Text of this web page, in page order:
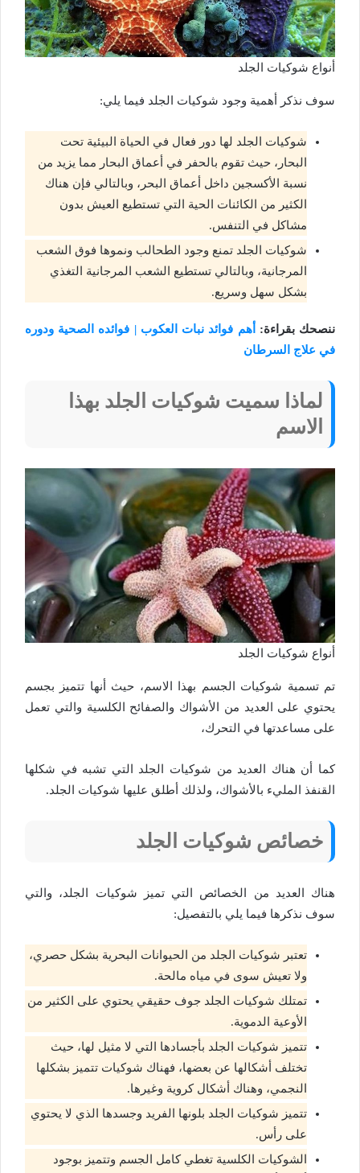
أنواع شوكيات الجلد
سوف نذكر أهمية وجود شوكيات الجلد فيما يلي:
شوكيات الجلد لها دور فعال في الحياة البيئية تحت
البحار، حيث تقوم بالحفر في أعماق البحار مما يزيد من
نسبة الأكسجين داخل أعماق البحر، وبالتالي فإن هناك
الكثير من الكائنات الحية التي تستطيع العيش بدون
مشاكل في التنفس.
شوكيات الجلد تمنع وجود الطحالب ونموها فوق الشعب
المرجانية، وبالتالي تستطيع الشعب المرجانية التغذي
بشكل سهل وسريع.
ننصحك بقراءة:
أهم فوائد نبات العكوب | فوائده الصحية ودوره
في علاج السرطان
لماذا سميت شوكيات الجلد بهذا
الاسم
أنواع شوكيات الجلد
تم تسمية شوكيات الجسم بهذا الاسم، حيث أنها تتميز بجسم
يحتوي على العديد من الأشواك والصفائح الكلسية والتي تعمل
على مساعدتها في التحرك،
كما أن هناك العديد من شوكيات الجلد التي تشبه في شكلها
القنفذ المليء بالأشواك، ولذلك أطلق عليها شوكيات الجلد.
خصائص شوكيات الجلد
هناك العديد من الخصائص التي تميز شوكيات الجلد، والتي
سوف نذكرها فيما يلي بالتفصيل:
تعتبر شوكيات الجلد من الحيوانات البحرية بشكل حصري،
ولا تعيش سوى في مياه مالحة.
تمتلك شوكيات الجلد جوف حقيقي يحتوي على الكثير من
الأوعية الدموية.
تتميز شوكيات الجلد بأجسادها التي لا مثيل لها، حيث
تختلف أشكالها عن بعضها، فهناك شوكيات تتميز بشكلها
النجمي، وهناك أشكال كروية وغيرها.
تتميز شوكيات الجلد بلونها الفريد وجسدها الذي لا يحتوي
على رأس.
الشوكيات الكلسية تغطي كامل الجسم وتتميز بوجود